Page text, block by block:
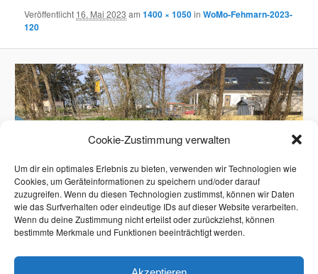
Cookie-Zustimmung verwalten
Um dir ein optimales Erlebnis zu bieten, verwenden wir Technologien wie
Cookies, um Geräteinformationen zu speichern und/oder darauf
zuzugreifen. Wenn du diesen Technologien zustimmst, können wir Daten
wie das Surfverhalten oder eindeutige IDs auf dieser Website verarbeiten.
Wenn du deine Zustimmung nicht erteilst oder zurückziehst, können
bestimmte Merkmale und Funktionen beeinträchtigt werden.
Veröffentlicht 16. Mai 2023 am1400 × 1050inWoMo-Fehmarn-2023-
120